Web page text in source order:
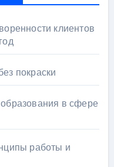
клиентов
покраски
в сфере
работы и